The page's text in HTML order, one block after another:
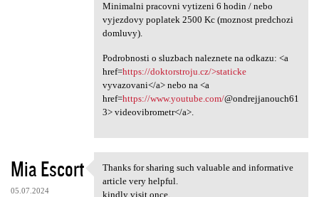
Minimalni pracovni vytizeni 6 hodin / nebo
vyjezdovy poplatek 2500 Kc (moznost predchozi
domluvy).
Podrobnosti o sluzbach naleznete na odkazu: <a
href=https://doktorstroju.cz/>staticke
vyvazovani</a> nebo na <a
href=https://www.youtube.com/@ondrejjanouch61
3> videovibrometr</a>.
Mia Escort
05.07.2024
Thanks for sharing such
Thanks for sharing such valuable and informative
article very helpful.
kindly visit once.